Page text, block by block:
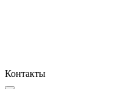
Контакты